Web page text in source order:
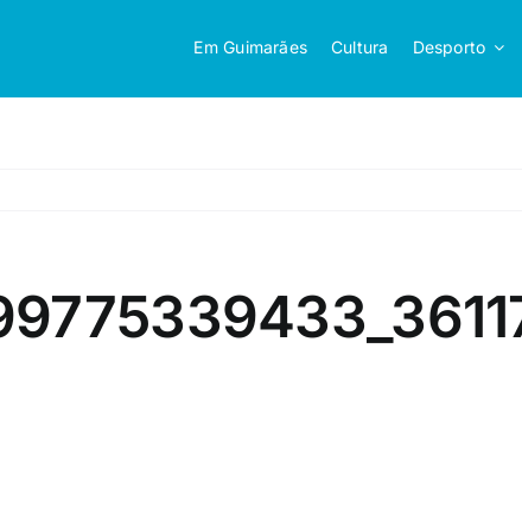
Em Guimarães Cultura Desporto